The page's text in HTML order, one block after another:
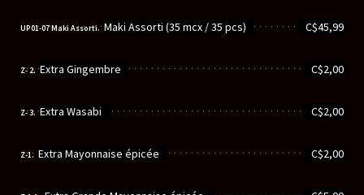
UP01-07 Maki Assorti. C$45,99
Maki Assorti (35 mcx / 35 pcs)
Z- 2. C$2,00
Extra Gingembre
Z- 3. C$2,00
Extra Wasabi
Z-1. C$2,00
Extra Mayonnaise épicée